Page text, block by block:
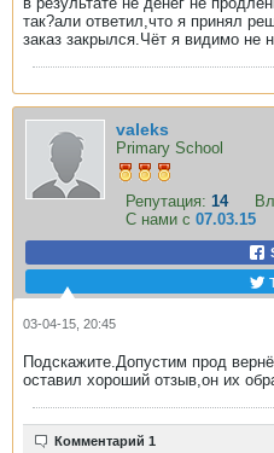
так?али ответил,что я принял
заказ закрылся.Чёт я видимо не
valeks
Primary School
Репутация: 14
С нами с 07.03.15
03-04-15, 20:45
Подскажите.Допустим прод
оставил хороший отзыв,он их
Комментарий 1